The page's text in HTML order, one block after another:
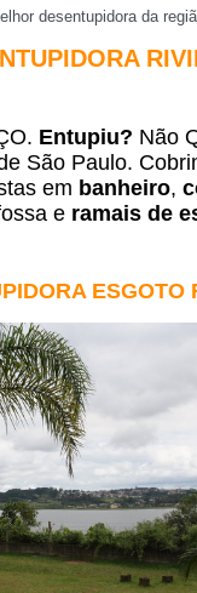
desentupidora da
Entupiu? Não
São Paulo.
em banheiro,
e ramais de
ESGOTO